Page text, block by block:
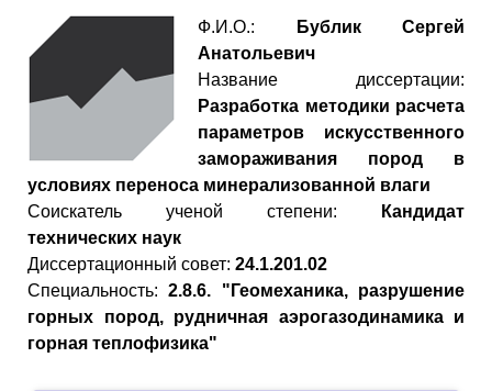
Ф.И.О.:
Бублик Сергей
Анатольевич
Название диссертации:
Разработка методики расчета
параметров искусственного
замораживания пород в
условиях переноса минерализованной влаги
Cоискатель ученой степени: Кандидат
технических наук
Диссертационный совет: 24.1.201.02
Специальность:2.8.6. "Геомеханика, разрушение
горных пород, рудничная аэрогазодинамика и
горная теплофизика"